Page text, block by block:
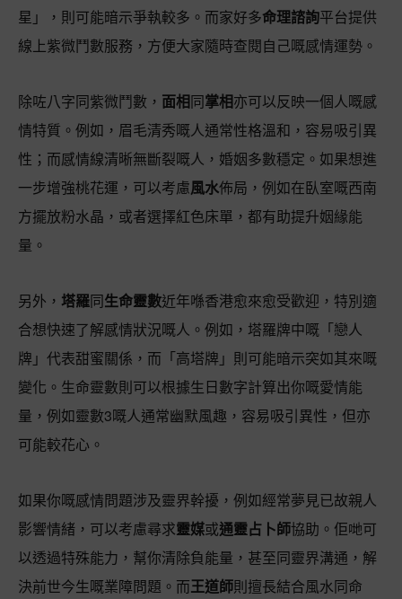
星」，則可能暗示爭執較多。而家好多命理諮詢平台提供
線上紫微鬥數服務，方便大家隨時查閱自己嘅感情運勢。
除咗八字同紫微鬥數， 面相同掌相亦可以反映一個人嘅感
情特質。例如，眉毛清秀嘅人通常性格溫和，容易吸引異
性；而感情線清晰無斷裂嘅人，婚姻多數穩定。如果想進
一步增強桃花運，可以考慮風水佈局，例如在臥室嘅西南
方擺放粉水晶，或者選擇紅色床單，都有助提升姻緣能
量。
另外， 塔羅同生命靈數近年喺香港愈來愈受歡迎，特別適
合想快速了解感情狀況嘅人。例如，塔羅牌中嘅「戀人
牌」代表甜蜜關係，而「高塔牌」則可能暗示突如其來嘅
變化。生命靈數則可以根據生日數字計算出你嘅愛情能
量，例如靈數3嘅人通常幽默風趣，容易吸引異性，但亦
可能較花心。
如果你嘅感情問題涉及靈界幹擾，例如經常夢見已故親人
影響情緒，可以考慮尋求靈媒或通靈占卜師協助。佢哋可
以透過特殊能力，幫你清除負能量，甚至同靈界溝通，解
決前世今生嘅業障問題。而王道師則擅長結合風水同命